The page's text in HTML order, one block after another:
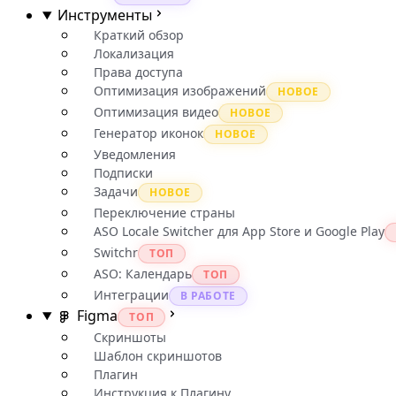
Инструменты
Краткий обзор
Локализация
Права доступа
Оптимизация изображений
НОВОЕ
Оптимизация видео НОВОЕ
Генератор иконок НОВОЕ
Уведомления
Подписки
Задачи
НОВОЕ
Переключение страны
ASO Locale Switcher для App Store и Google Play
Switchr
ТОП
ASO: Календарь ТОП
Интеграции В РАБОТЕ
Figma ТОП
Скриншоты
Шаблон скриншотов
Плагин